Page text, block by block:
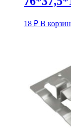
18 ₽ В